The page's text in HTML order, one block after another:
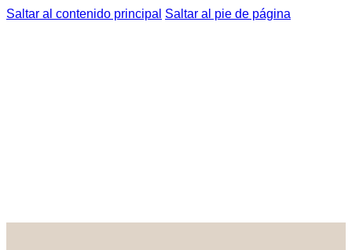
Saltar al contenido principal Saltar al pie de página